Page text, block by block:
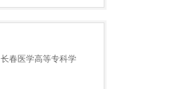
长春医学高等专科学